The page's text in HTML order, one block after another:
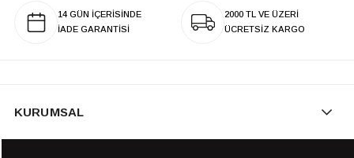
14 GÜN İÇERİSİNDE
İADE GARANTİSİ
2000 TL VE ÜZERİ
ÜCRETSİZ KARGO
KURUMSAL